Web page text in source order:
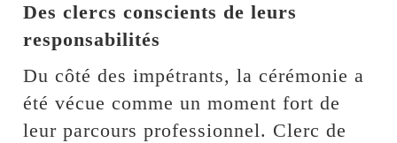
Des clercs conscients de leurs
responsabilités
Du côté des impétrants, la cérémonie a
été vécue comme un moment fort de
leur parcours professionnel. Clerc de